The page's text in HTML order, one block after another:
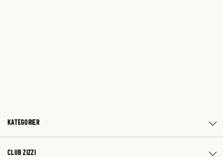
KATEGORIER
CLUB ZIZZI